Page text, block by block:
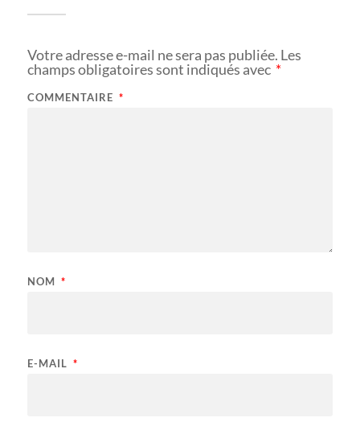
Votre adresse e-mail ne sera pas publiée. Les
champs obligatoires sont indiqués avec *
COMMENTAIRE *
NOM *
E-MAIL *